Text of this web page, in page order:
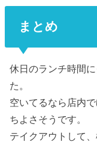
まとめ
休日のランチ時間
た。
空いてるなら店内
ちよさそうです。
テイクアウトして